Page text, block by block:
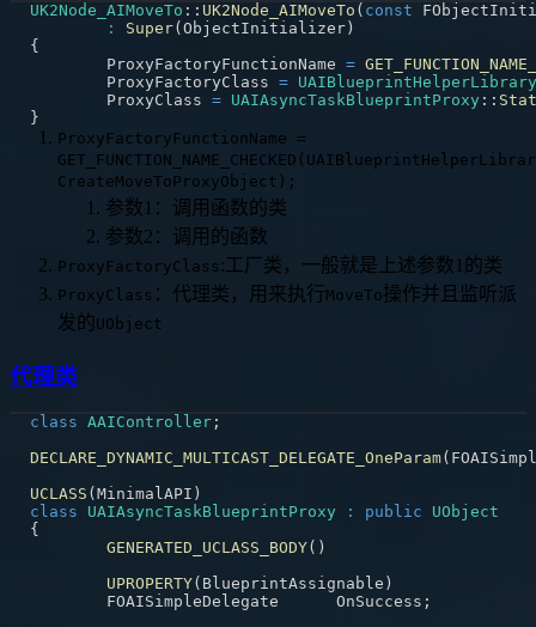
UK2Node_AIMoveTo :: UK2Node_AIMoveTo ( const
:
Super( ObjectInitializer )
{
	ProxyFactoryFunctionName
=
	ProxyFactoryClass
= UAIBlueprintHelperLibrary
	ProxyClass
= UAIAsyncTaskBlueprintProxy ::
}
ProxyFactoryFunctionName =
CreateMoveToProxyObject);
参数1：调用函数的类
参数2：调用的函数
ProxyFactoryClass :工厂类，一般就是上述参数1的类
ProxyClass ：代理类，用来执行MoveTo操作并且监听派
发的UObject
代理类
class AAIController ;
DECLARE_DYNAMIC_MULTICAST_DELEGATE_OneParam(
UCLASS ( MinimalAPI )
class
UAIAsyncTaskBlueprintProxy : public
UObject
{
GENERATED_UCLASS_BODY( )
UPROPERTY( BlueprintAssignable )
	FOAISimpleDelegate	OnSuccess
;